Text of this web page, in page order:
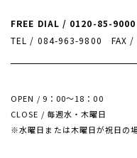
FREE DIAL / 0120-85-9000
TEL / 084-963-9800
FAX /
OPEN / 9：00～18：00
CLOSE / 毎週水・木曜日
※水曜日または木曜日が祝日の